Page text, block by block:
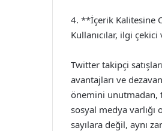
4. **İçerik Kalitesine
Kullanıcılar, ilgi
Twitter takipçi
avantajları ve
önemini unutmadan,
sosyal medya varlığı
sayılara değil, aynı